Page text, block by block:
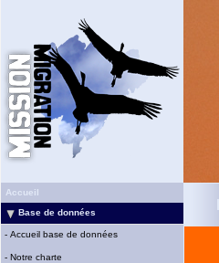
Accueil
Base de données
- Accueil base de données
- Notre charte